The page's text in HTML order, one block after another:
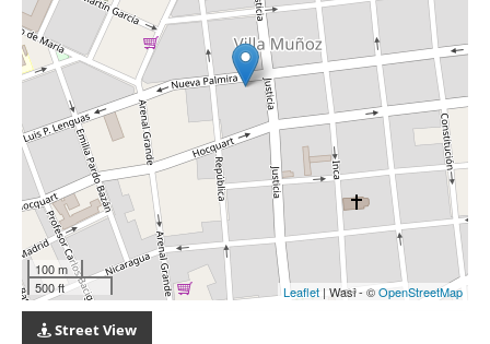
100 m
500 ft
Leaflet | Wasi - ©OpenStreetMap
Street View